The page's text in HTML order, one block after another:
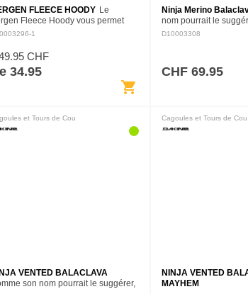
FLEECE HOODY Le
Fleece Hoody vous permet
dans un endroit plus douillet
ultra douce en chenille est…
1
CHF
34.95
shopping_cart
Ninja Merino
nom pourrait le
montagne Ninja
D10003308
CHF 69.95
et Tours de Cou
VENTED BALACLAVA
son nom pourrait le suggérer,
Cagoules et Tours de Cou
NINJA VENTED
MAYHEM